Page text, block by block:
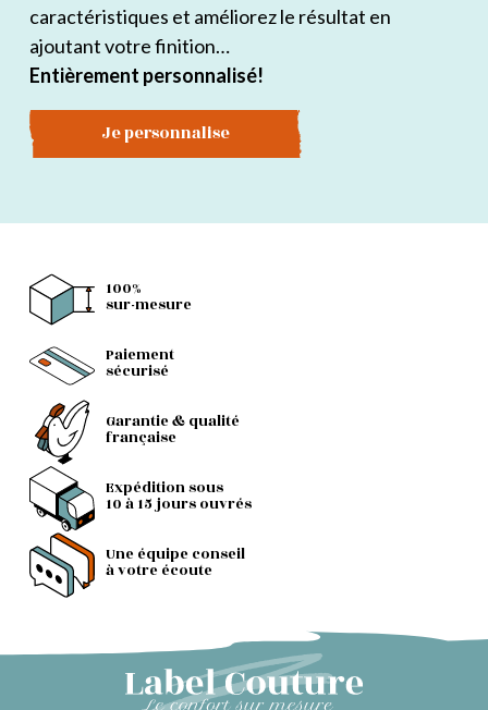
caractéristiques et améliorez le résultat en
ajoutant votre finition…
Entièrement personnalisé!
Je personnalise
100%
sur-mesure
Paiement
sécurisé
Garantie & qualité
française
Expédition sous
10 à 15 jours ouvrés
Une équipe conseil
à votre écoute